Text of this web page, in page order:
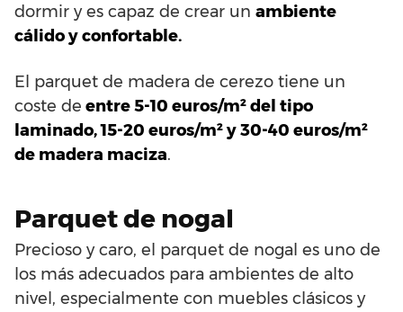
dormir y es capaz de crear un ambiente
cálido y confortable.
El parquet de madera de cerezo tiene un
coste de entre 5-10 euros/m² del tipo
laminado, 15-20 euros/m² y 30-40 euros/m²
de madera maciza.
Parquet de nogal
Precioso y caro, el parquet de nogal es uno de
los más adecuados para ambientes de alto
nivel, especialmente con muebles clásicos y